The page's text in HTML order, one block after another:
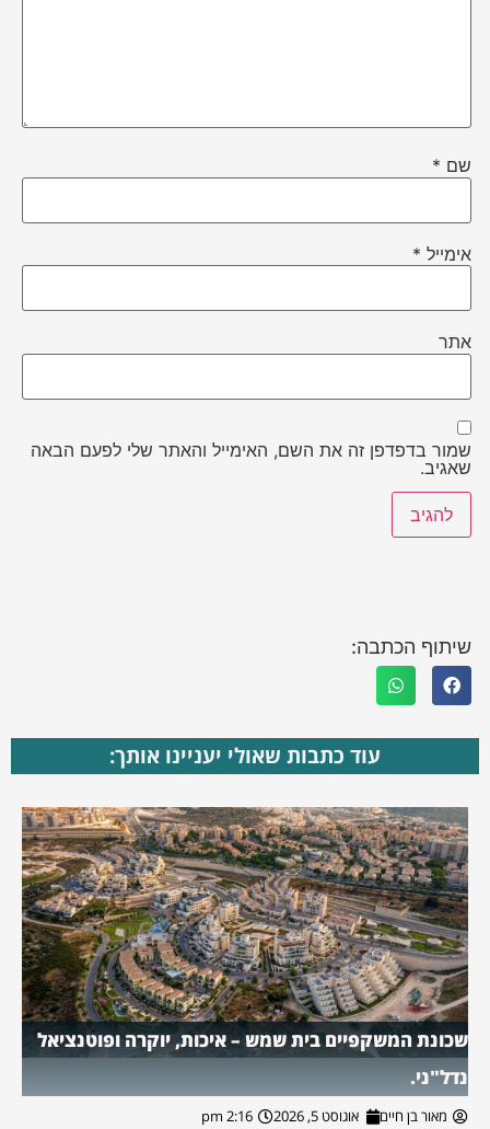
שם *
אימייל *
אתר
שמור בדפדפן זה את השם, האימייל והאתר שלי לפעם הבאה
שאגיב.
שיתוף הכתבה:
עוד כתבות שאולי יעניינו אותך:
שכונת המשקפיים בית שמש – איכות, יוקרה ופוטנציאל
נדל"ני.
מאור בן חיים אוגוסט 5, 2026 2:16 pm